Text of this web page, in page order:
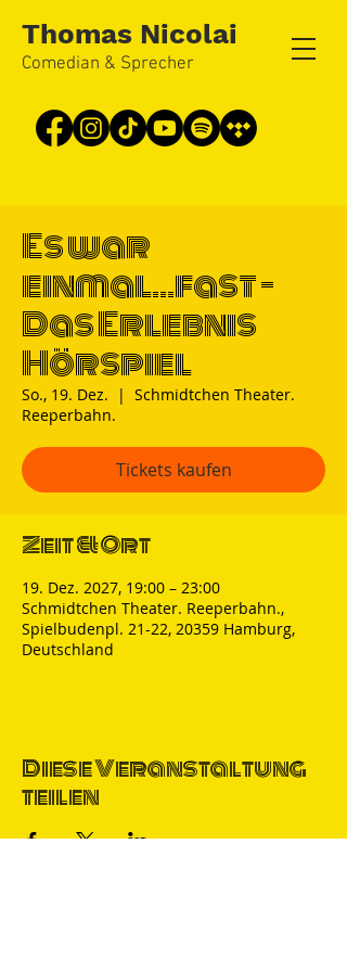
Thomas Nicolai
Comedian & Sprecher
Es war
einmal...fast -
Das Erlebnis
Hörspiel
So., 19. Dez.
  |
Schmidtchen Theater.
Reeperbahn.
Tickets kaufen
Zeit & Ort
19. Dez. 2027, 19:00 – 23:00
Schmidtchen Theater. Reeperbahn.,
Spielbudenpl. 21-22, 20359 Hamburg,
Deutschland
Diese Veranstaltung
teilen